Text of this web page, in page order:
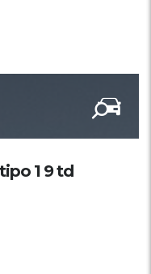
1 9 td